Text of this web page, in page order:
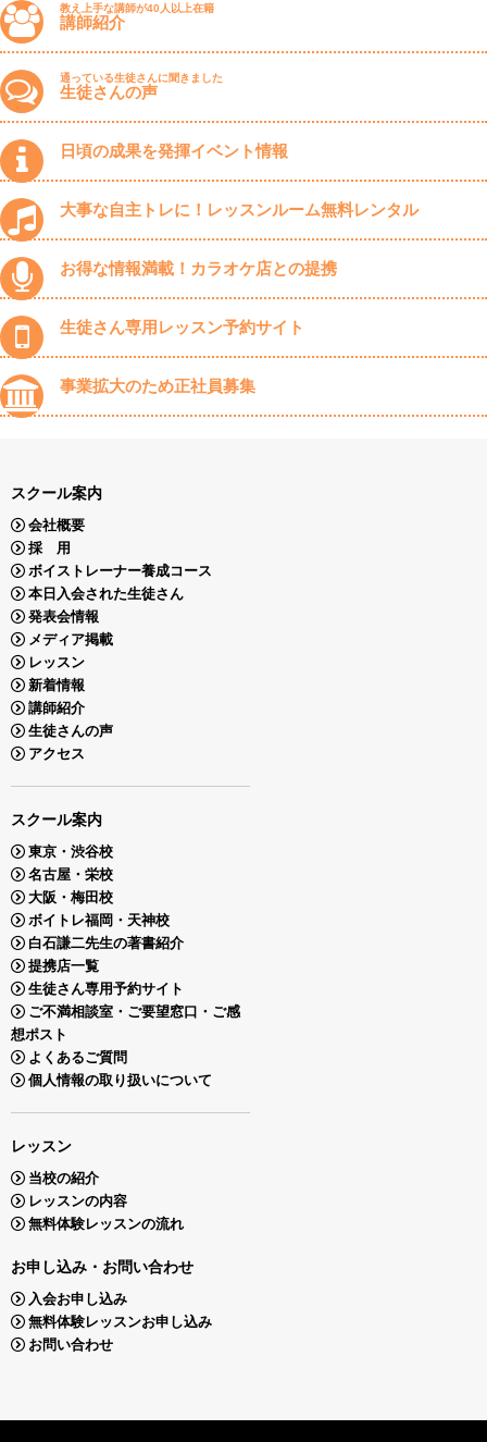
教え上手な講師が40人以上在籍
講師紹介
通っている生徒さんに聞きました
生徒さんの声
日頃の成果を発揮イベント情報
大事な自主トレに！レッスンルーム無料レンタル
お得な情報満載！カラオケ店との提携
生徒さん専用レッスン予約サイト
事業拡大のため正社員募集
スクール案内
会社概要
採 用
ボイストレーナー養成コース
本日入会された生徒さん
発表会情報
メディア掲載
レッスン
新着情報
講師紹介
生徒さんの声
アクセス
スクール案内
東京・渋谷校
名古屋・栄校
大阪・梅田校
ボイトレ福岡・天神校
白石謙二先生の著書紹介
提携店一覧
生徒さん専用予約サイト
ご不満相談室・ご要望窓口・ご感
想ポスト
よくあるご質問
個人情報の取り扱いについて
レッスン
当校の紹介
レッスンの内容
無料体験レッスンの流れ
お申し込み・お問い合わせ
入会お申し込み
無料体験レッスンお申し込み
お問い合わせ